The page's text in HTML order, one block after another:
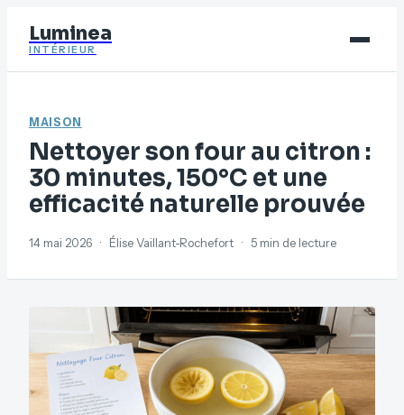
Luminea
INTÉRIEUR
Immobilier
Jardinage
MAISON
Nettoyer son four au citron :
30 minutes, 150°C et une
efficacité naturelle prouvée
14 mai 2026 · Élise Vaillant-Rochefort · 5 min de lecture